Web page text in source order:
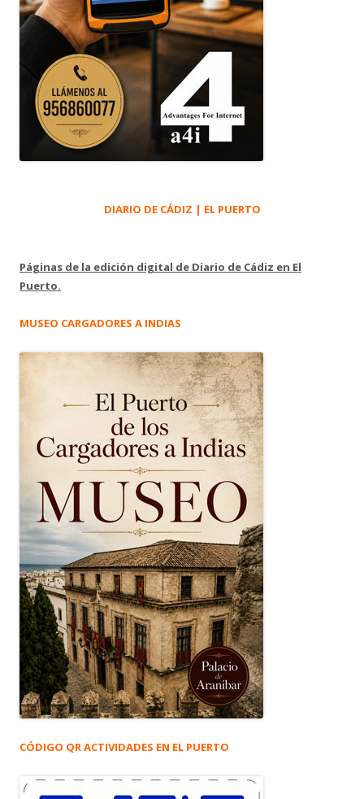
DIARIO DE CÁDIZ | EL PUERTO
Páginas de la edición digital de Diario de Cádiz en El
Puerto.
MUSEO CARGADORES A INDIAS
CÓDIGO QR ACTIVIDADES EN EL PUERTO